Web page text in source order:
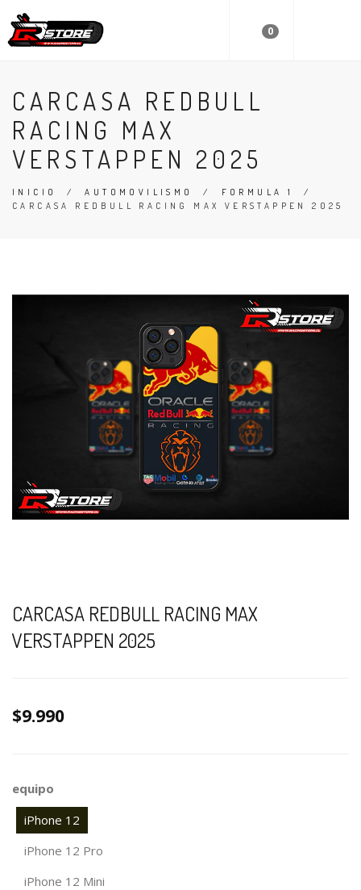
0
CARCASA REDBULL
RACING MAX
VERSTAPPEN 2025
INICIO /AUTOMOVILISMO / FORMULA 1
/
CARCASA REDBULL RACING MAX VERSTAPPEN 2025
CARCASA REDBULL RACING MAX
VERSTAPPEN 2025
$9.990
equipo
iPhone 12
iPhone 12 Pro
iPhone 12 Mini